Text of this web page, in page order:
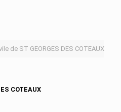
de ST GEORGES DES COTEAUX
COTEAUX